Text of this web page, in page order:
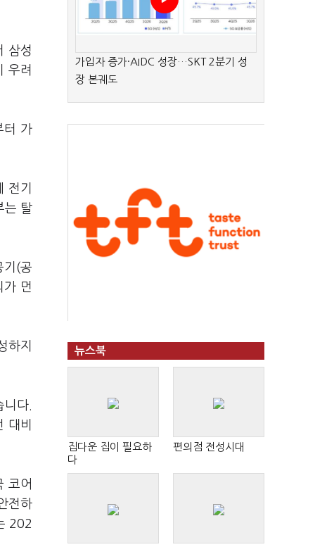
삼성
우려
터 가
전기
는 탈
기(공
가 먼
하지
다.
대비
코어
전하
202
가입자 증가·AIDC 성장…SKT 2분기 성
장 본궤도
뉴스북
집다운 집이 필요하
다
편의점 전성시대